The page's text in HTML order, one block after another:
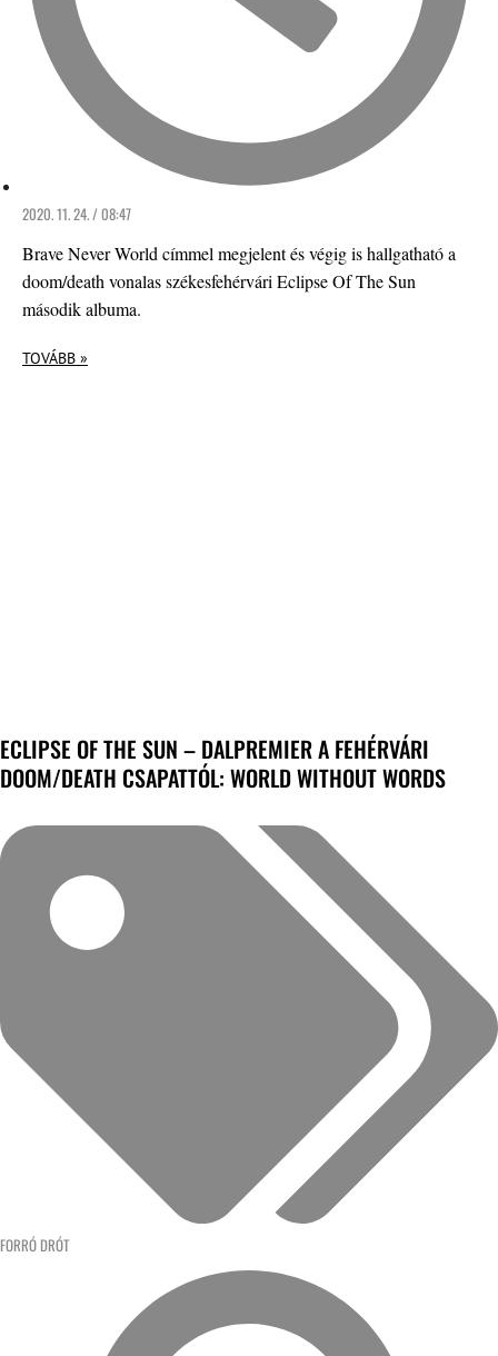
2020. 11. 24. / 08:47
Brave Never World címmel megjelent és végig is hallgatható a
doom/death vonalas székesfehérvári Eclipse Of The Sun
második albuma.
TOVÁBB »
ECLIPSE OF THE SUN – DALPREMIER A FEHÉRVÁRI
DOOM/DEATH CSAPATTÓL: WORLD WITHOUT WORDS
FORRÓ DRÓT